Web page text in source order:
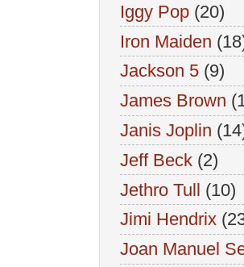
Iggy Pop (20)
Iron Maiden
Jackson 5 (9)
James Brown
Janis Joplin
Jeff Beck (2)
Jethro Tull (10)
Jimi Hendrix
Joan Manuel